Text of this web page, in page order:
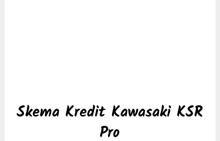
Skema Kredit Kawasaki KSR
Pro